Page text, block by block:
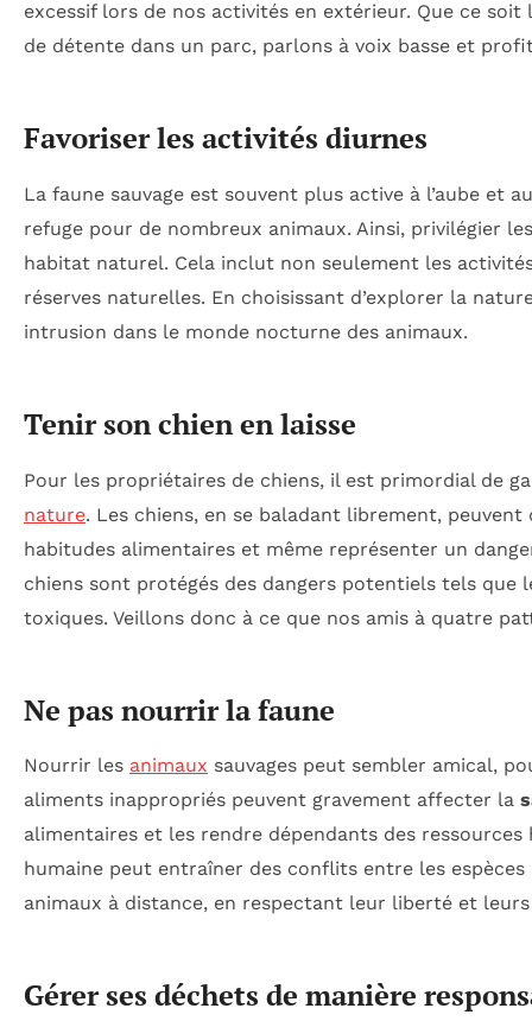
excessif lors de nos activités en extérieur. Que ce
de détente dans un parc, parlons à voix basse et
Favoriser les activités diurnes
La faune sauvage est souvent plus active à l’aube et
refuge pour de nombreux animaux. Ainsi, privilégier
habitat naturel. Cela inclut non seulement les
réserves naturelles. En choisissant d’explorer la
intrusion dans le monde nocturne des animaux.
Tenir son chien en laisse
Pour les propriétaires de chiens, il est primordial de
nature. Les chiens, en se baladant librement,
habitudes alimentaires et même représenter un
chiens sont protégés des dangers potentiels tels
toxiques. Veillons donc à ce que nos amis à quatre
Ne pas nourrir la faune
Nourrir les animaux sauvages peut sembler amical,
aliments inappropriés peuvent gravement affecter la
alimentaires et les rendre dépendants des
humaine peut entraîner des conflits entre les
animaux à distance, en respectant leur liberté et
Gérer ses déchets de manière